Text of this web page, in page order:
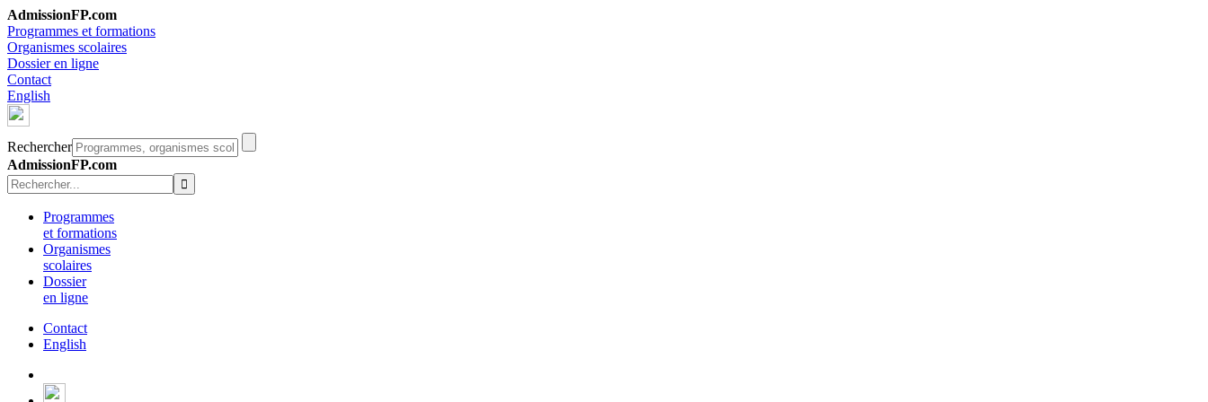
AdmissionFP.com
Programmes et formations
Organismes scolaires
Dossier en ligne
Contact
English
Rechercher
AdmissionFP.com
Programmes
et formations
Organismes
scolaires
Dossier
en ligne
Contact
English